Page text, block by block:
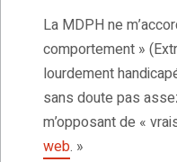
La MDPH ne
comportement »
lourdement
sans doute pas
m’opposant de «
web. »